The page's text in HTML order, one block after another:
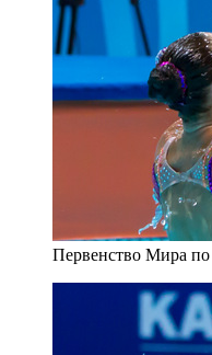
Первенство Мира